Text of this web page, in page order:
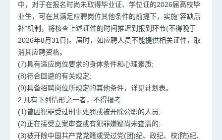
中，对于在报名时尚未取得毕业证、学位证的2026届高校毕
业生，可在其满足应聘岗位其他条件的前提下，实施“容缺后
补”机制，将核查上述证件的时间推迟到报到环节(不得晚于
2026年8月31日)。届时，如应聘人员不能提供相关证件，取
消其应聘资格。
(7)具有适应岗位要求的身体条件和心理素质;
(8)符合回避的有关规定;
(9)具备招聘岗位所规定的其他条件，详见计划表。
2.凡有下列情形之一者，不得报考
(1)曾因犯罪受过刑事处罚或被开除公职的人员;
(2)正在接受立案审查或有犯罪嫌疑尚未查清的;
(3)被开除中国共产党党籍或受过党(团)纪、政纪、校(院)纪、